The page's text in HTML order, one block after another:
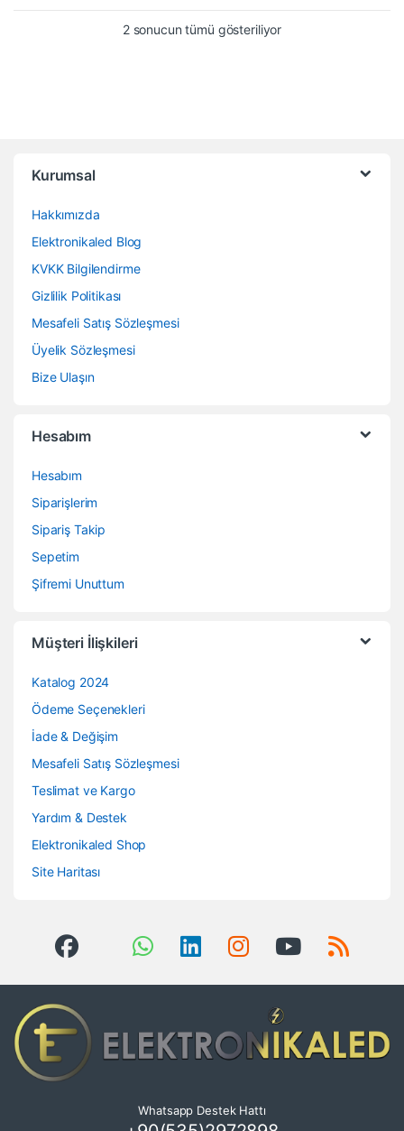
2 sonucun tümü gösteriliyor
Kurumsal
Hakkımızda
Elektronikaled Blog
KVKK Bilgilendirme
Gizlilik Politikası
Mesafeli Satış Sözleşmesi
Üyelik Sözleşmesi
Bize Ulaşın
Hesabım
Hesabım
Siparişlerim
Sipariş Takip
Sepetim
Şifremi Unuttum
Müşteri İlişkileri
Katalog 2024
Ödeme Seçenekleri
İade & Değişim
Mesafeli Satış Sözleşmesi
Teslimat ve Kargo
Yardım & Destek
Elektronikaled Shop
Site Haritası
Whatsapp Destek Hattı